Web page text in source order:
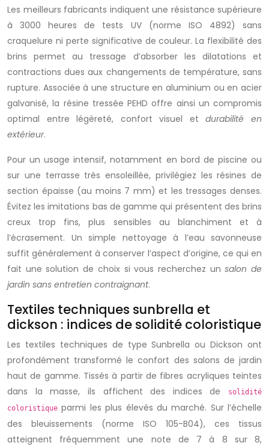
Les meilleurs fabricants indiquent une résistance supérieure
à 3000 heures de tests UV (norme ISO 4892) sans
craquelure ni perte significative de couleur. La flexibilité des
brins permet au tressage d’absorber les dilatations et
contractions dues aux changements de température, sans
rupture. Associée à une structure en aluminium ou en acier
galvanisé, la résine tressée PEHD offre ainsi un compromis
optimal entre légèreté, confort visuel etdurabilité en
extérieur.
Pour un usage intensif, notamment en bord de piscine ou
sur une terrasse très ensoleillée, privilégiez les résines de
section épaisse (au moins 7 mm) et les tressages denses.
Évitez les imitations bas de gamme qui présentent des brins
creux trop fins, plus sensibles au blanchiment et à
l’écrasement. Un simple nettoyage à l’eau savonneuse
suffit généralement à conserver l’aspect d’origine, ce qui en
fait une solution de choix si vous recherchez unsalon de
jardin sans entretien contraignant.
Textiles techniques sunbrella et
dickson : indices de solidité coloristique
Les textiles techniques de type Sunbrella ou Dickson ont
profondément transformé le confort des salons de jardin
haut de gamme. Tissés à partir de fibres acryliques teintes
dans la masse, ils affichent des indices de
solidité
coloristique parmi les plus élevés du marché. Sur l’échelle
des bleuissements (norme ISO 105-B04), ces tissus
atteignent fréquemment une note de 7 à 8 sur 8,